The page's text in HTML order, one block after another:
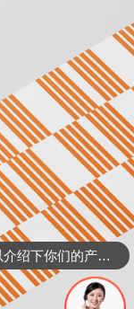
可以介绍下你们的产品么
你们是怎么收费的呢